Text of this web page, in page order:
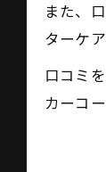
また、
ターケ
口コミ
カーコ